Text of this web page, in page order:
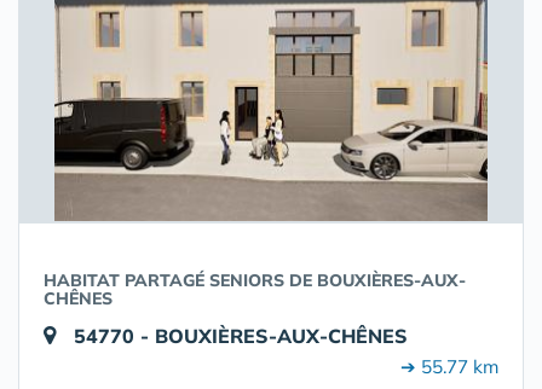
HABITAT PARTAGÉ SENIORS DE BOUXIÈRES-AUX-
CHÊNES
54770 - BOUXIÈRES-AUX-CHÊNES
➔ 55.77 km